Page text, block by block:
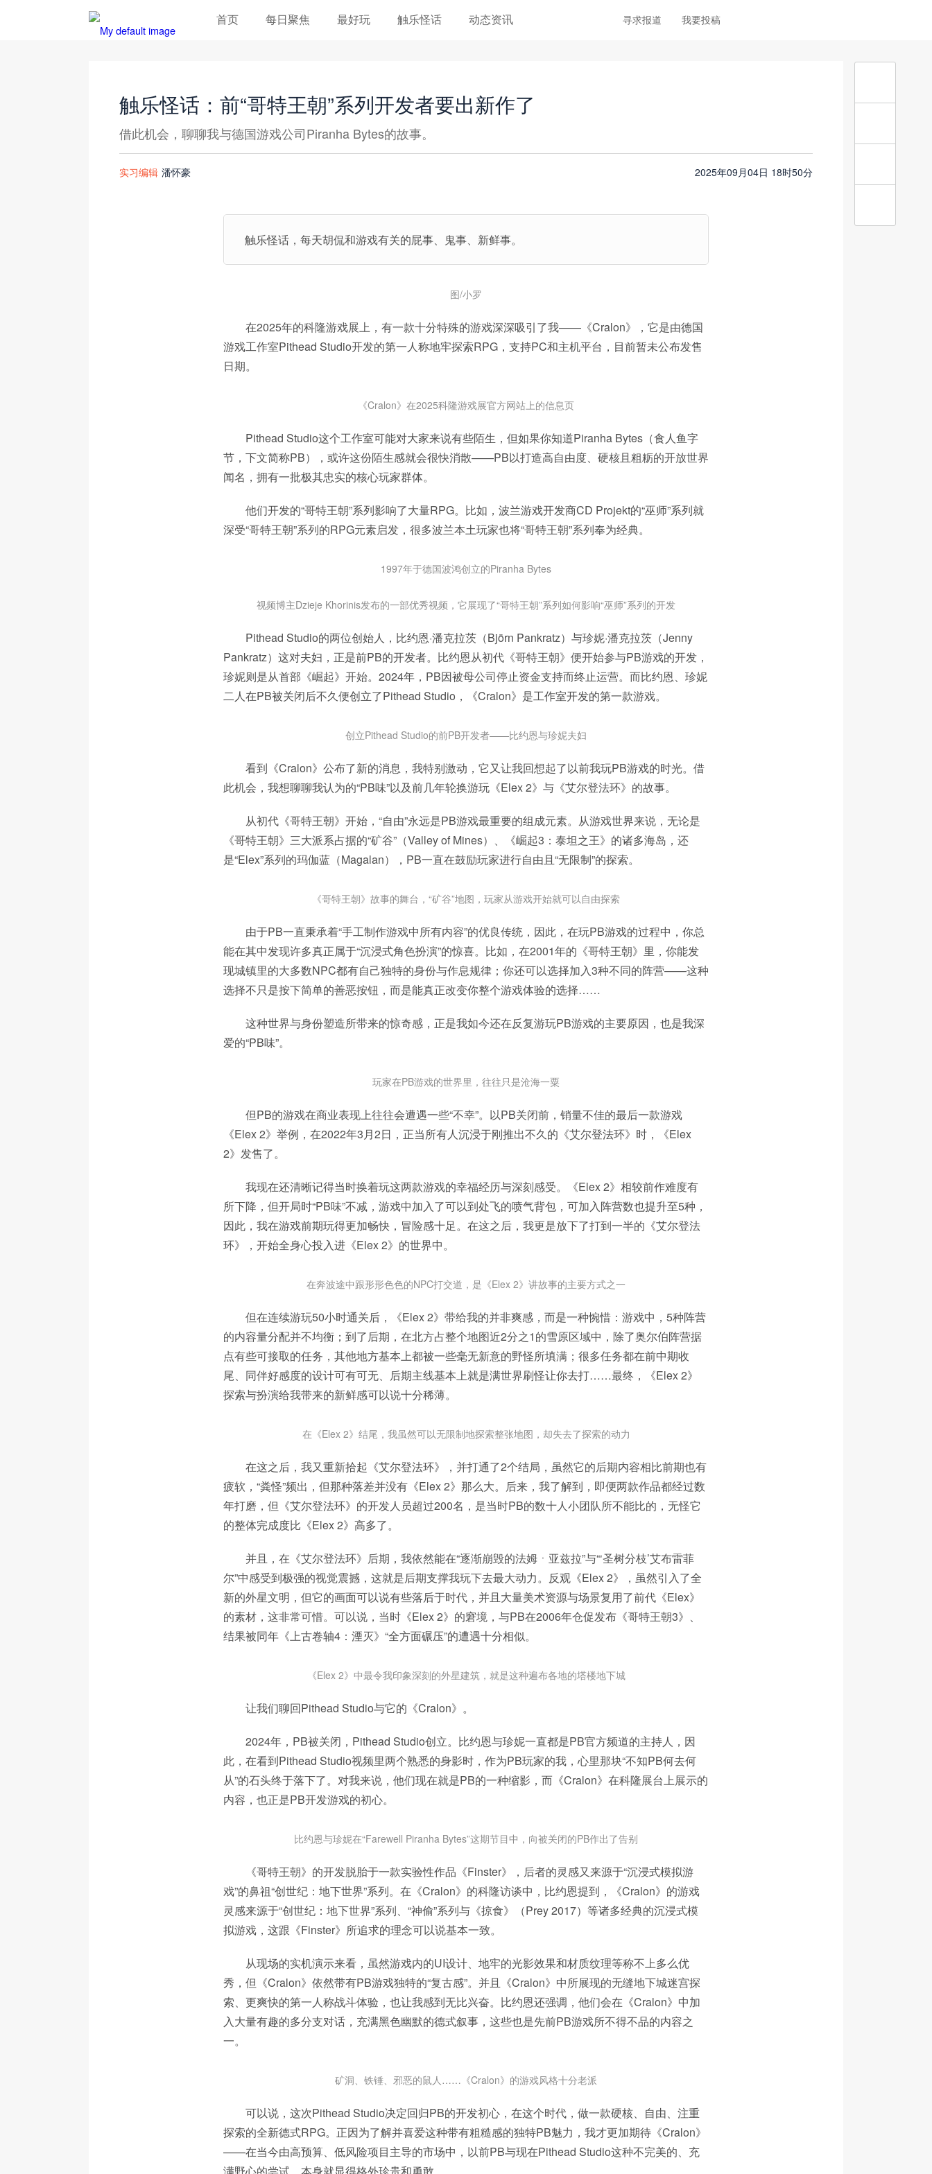
首页 每日聚焦 最好玩 触乐怪话 动态资讯 寻求报道 我要投稿
触乐怪话：前“哥特王朝”系列开发者要出新作了
借此机会，聊聊我与德国游戏公司Piranha Bytes的故事。
实习编辑 潘怀豪 2025年09月04日 18时50分
触乐怪话，每天胡侃和游戏有关的屁事、鬼事、新鲜事。
图/小罗
在2025年的科隆游戏展上，有一款十分特殊的游戏深深吸引了我——《Cralon》，它是由德国
游戏工作室Pithead Studio开发的第一人称地牢探索RPG，支持PC和主机平台，目前暂未公布发售
日期。
《Cralon》在2025科隆游戏展官方网站上的信息页
Pithead Studio这个工作室可能对大家来说有些陌生，但如果你知道Piranha Bytes（食人鱼字
节，下文简称PB），或许这份陌生感就会很快消散——PB以打造高自由度、硬核且粗粝的开放世界
闻名，拥有一批极其忠实的核心玩家群体。
他们开发的“哥特王朝”系列影响了大量RPG。比如，波兰游戏开发商CD Projekt的“巫师”系列就
深受“哥特王朝”系列的RPG元素启发，很多波兰本土玩家也将“哥特王朝”系列奉为经典。
1997年于德国波鸿创立的Piranha Bytes
视频博主Dzieje Khorinis发布的一部优秀视频，它展现了“哥特王朝”系列如何影响“巫师”系列的开发
Pithead Studio的两位创始人，比约恩·潘克拉茨（Björn Pankratz）与珍妮·潘克拉茨（Jenny
Pankratz）这对夫妇，正是前PB的开发者。比约恩从初代《哥特王朝》便开始参与PB游戏的开发，
珍妮则是从首部《崛起》开始。2024年，PB因被母公司停止资金支持而终止运营。而比约恩、珍妮
二人在PB被关闭后不久便创立了Pithead Studio，《Cralon》是工作室开发的第一款游戏。
创立Pithead Studio的前PB开发者——比约恩与珍妮夫妇
看到《Cralon》公布了新的消息，我特别激动，它又让我回想起了以前我玩PB游戏的时光。借
此机会，我想聊聊我认为的“PB味”以及前几年轮换游玩《Elex 2》与《艾尔登法环》的故事。
从初代《哥特王朝》开始，“自由”永远是PB游戏最重要的组成元素。从游戏世界来说，无论是
《哥特王朝》三大派系占据的“矿谷”（Valley of Mines）、《崛起3：泰坦之王》的诸多海岛，还
是“Elex”系列的玛伽蓝（Magalan），PB一直在鼓励玩家进行自由且“无限制”的探索。
《哥特王朝》故事的舞台，“矿谷”地图，玩家从游戏开始就可以自由探索
由于PB一直秉承着“手工制作游戏中所有内容”的优良传统，因此，在玩PB游戏的过程中，你总
能在其中发现许多真正属于“沉浸式角色扮演”的惊喜。比如，在2001年的《哥特王朝》里，你能发
现城镇里的大多数NPC都有自己独特的身份与作息规律；你还可以选择加入3种不同的阵营——这种
选择不只是按下简单的善恶按钮，而是能真正改变你整个游戏体验的选择……
这种世界与身份塑造所带来的惊奇感，正是我如今还在反复游玩PB游戏的主要原因，也是我深
爱的“PB味”。
玩家在PB游戏的世界里，往往只是沧海一粟
但PB的游戏在商业表现上往往会遭遇一些“不幸”。以PB关闭前，销量不佳的最后一款游戏
《Elex 2》举例，在2022年3月2日，正当所有人沉浸于刚推出不久的《艾尔登法环》时，《Elex
2》发售了。
我现在还清晰记得当时换着玩这两款游戏的幸福经历与深刻感受。《Elex 2》相较前作难度有
所下降，但开局时“PB味”不减，游戏中加入了可以到处飞的喷气背包，可加入阵营数也提升至5种，
因此，我在游戏前期玩得更加畅快，冒险感十足。在这之后，我更是放下了打到一半的《艾尔登法
环》，开始全身心投入进《Elex 2》的世界中。
在奔波途中跟形形色色的NPC打交道，是《Elex 2》讲故事的主要方式之一
但在连续游玩50小时通关后，《Elex 2》带给我的并非爽感，而是一种惋惜：游戏中，5种阵营
的内容量分配并不均衡；到了后期，在北方占整个地图近2分之1的雪原区域中，除了奥尔伯阵营据
点有些可接取的任务，其他地方基本上都被一些毫无新意的野怪所填满；很多任务都在前中期收
尾、同伴好感度的设计可有可无、后期主线基本上就是满世界刷怪让你去打……最终，《Elex 2》
探索与扮演给我带来的新鲜感可以说十分稀薄。
在《Elex 2》结尾，我虽然可以无限制地探索整张地图，却失去了探索的动力
在这之后，我又重新拾起《艾尔登法环》，并打通了2个结局，虽然它的后期内容相比前期也有
疲软，“粪怪”频出，但那种落差并没有《Elex 2》那么大。后来，我了解到，即便两款作品都经过数
年打磨，但《艾尔登法环》的开发人员超过200名，是当时PB的数十人小团队所不能比的，无怪它
的整体完成度比《Elex 2》高多了。
并且，在《艾尔登法环》后期，我依然能在“逐渐崩毁的法姆ㆍ亚兹拉”与“‘圣树分枝’艾布雷菲
尔”中感受到极强的视觉震撼，这就是后期支撑我玩下去最大动力。反观《Elex 2》，虽然引入了全
新的外星文明，但它的画面可以说有些落后于时代，并且大量美术资源与场景复用了前代《Elex》
的素材，这非常可惜。可以说，当时《Elex 2》的窘境，与PB在2006年仓促发布《哥特王朝3》、
结果被同年《上古卷轴4：湮灭》“全方面碾压”的遭遇十分相似。
《Elex 2》中最令我印象深刻的外星建筑，就是这种遍布各地的塔楼地下城
让我们聊回Pithead Studio与它的《Cralon》。
2024年，PB被关闭，Pithead Studio创立。比约恩与珍妮一直都是PB官方频道的主持人，因
此，在看到Pithead Studio视频里两个熟悉的身影时，作为PB玩家的我，心里那块“不知PB何去何
从”的石头终于落下了。对我来说，他们现在就是PB的一种缩影，而《Cralon》在科隆展台上展示的
内容，也正是PB开发游戏的初心。
比约恩与珍妮在“Farewell Piranha Bytes”这期节目中，向被关闭的PB作出了告别
《哥特王朝》的开发脱胎于一款实验性作品《Finster》，后者的灵感又来源于“沉浸式模拟游
戏”的鼻祖“创世纪：地下世界”系列。在《Cralon》的科隆访谈中，比约恩提到，《Cralon》的游戏
灵感来源于“创世纪：地下世界”系列、“神偷”系列与《掠食》（Prey 2017）等诸多经典的沉浸式模
拟游戏，这跟《Finster》所追求的理念可以说基本一致。
从现场的实机演示来看，虽然游戏内的UI设计、地牢的光影效果和材质纹理等称不上多么优
秀，但《Cralon》依然带有PB游戏独特的“复古感”。并且《Cralon》中所展现的无缝地下城迷宫探
索、更爽快的第一人称战斗体验，也让我感到无比兴奋。比约恩还强调，他们会在《Cralon》中加
入大量有趣的多分支对话，充满黑色幽默的德式叙事，这些也是先前PB游戏所不得不品的内容之
一。
矿洞、铁锤、邪恶的鼠人……《Cralon》的游戏风格十分老派
可以说，这次Pithead Studio决定回归PB的开发初心，在这个时代，做一款硬核、自由、注重
探索的全新德式RPG。正因为了解并喜爱这种带有粗糙感的独特PB魅力，我才更加期待《Cralon》
——在当今由高预算、低风险项目主导的市场中，以前PB与现在Pithead Studio这种不完美的、充
满野心的尝试，本身就显得格外珍贵和勇敢。